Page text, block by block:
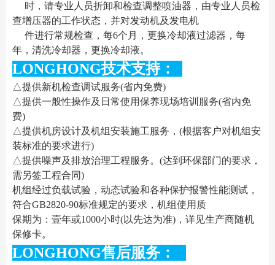
时，请专业人员折卸和检查调整喷油器，由专业人员检
查增压器的工作状态，并对发动机及发电机
件进行常规检查，每6个月，更换冷却液过滤器，每
年，清洗冷却器，更换冷却液。
LONGHONG技术支持：
△提供新机检查调试服务(省内免费)
△提供一般性操作及日常使用保养现场培训服务(省内免
费)
△提供机房设计及机组安装施工服务，(根据客户对机组安
装标准的要求进行)
△提供噪声及排放治理工程服务。(达到环保部门的要求，
需另签工程合同)
机组经过负载试验，动态试验和各种保护报警性能测试，
符合GB2820-90标准规定的要求，机组使用质
保期为：壹年或1000小时(以先达为准)，详见生产商随机
保修卡。
LONGHONG售后服务：